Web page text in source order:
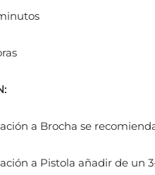
a Brocha se
a Pistola añadir de un